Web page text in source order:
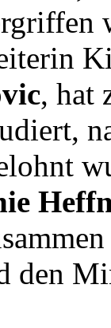
, hat
den